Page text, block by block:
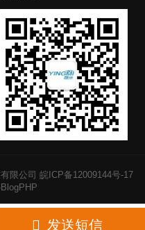
限公司 皖ICP备12009144号-17
发送短信